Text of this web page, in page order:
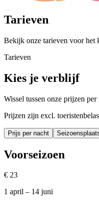
Tarieven
Bekijk onze tarieven voor het
Tarieven
Kies je verblijf
Wissel tussen onze prijzen per
Prijzen zijn excl.
Prijs per nacht
Voorseizoen
€ 23
1 april – 14 juni